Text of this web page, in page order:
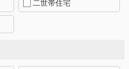
二世帯住宅